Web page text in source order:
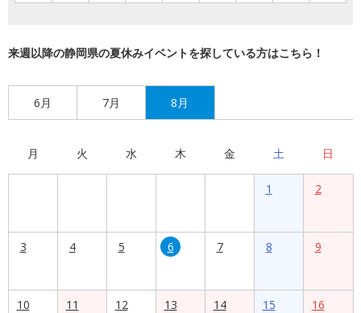
来週以降の静岡県の夏休みイベントを探している方はこちら！
6月 7月 8月
月 火 水 木 金 土 日
1 2
3 4 5 6 7 8 9
10 11 12 13 14 15 16